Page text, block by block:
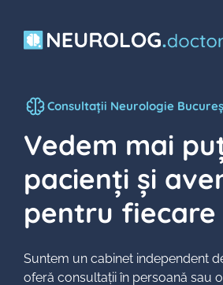
conținut
Consultații Neurologie
Vedem mai
pacienți și
pentru fiecare
Suntem un cabinet independent
oferă consultații în persoană sau